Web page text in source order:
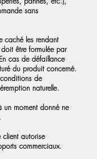
sans
caché les rendant
être formulée par
cas de défaillance
du produit concerné.
de
naturelle.
un moment donné ne
autorise
commerciaux.